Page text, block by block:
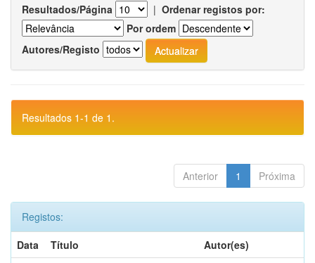
Resultados/Página | Ordenar registos por:
Por ordem
Autores/Registo
Resultados 1-1 de 1.
Anterior 1 Próxima
Registos:
Data
Título
Autor(es)